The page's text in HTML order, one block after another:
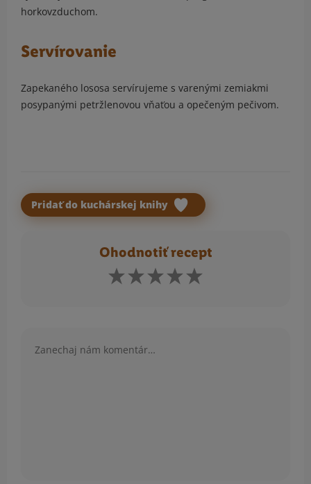
horkovzduchom.
Servírovanie
Zapekaného lososa servírujeme s varenými zemiakmi
posypanými petržlenovou vňaťou a opečeným pečivom.
Pridať do kuchárskej knihy
Ohodnotiť recept